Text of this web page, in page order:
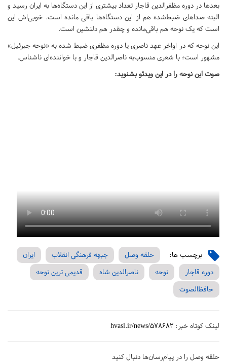
بعدها در دوره مظفرالدین قاجار تعداد بیشتری از این دستگاه‌ها به ایران رسید و
البته صداهای ضبط‌شده هم از این دستگاه‌ها باقی مانده است. خوبی‌اش این
است که یک نوحه هم باقی‌مانده و چقدر هم دلنشین است.
این نوحه که در اواخر عهد ناصری یا دوره مظفری ضبط شده به «نوحه جبرئیل»
مشهور است؛ با شعری منسوب‌به ناصرالدین قاجار و با خواننده‌ای ناشناس.
صوت این نوحه را در این ویدئو بشنوید:
برچسب ها: حلقه وصل جبهه فرهنگی انقلاب
ایران
دوره قاجار
نوحه ناصرالدین شاه
قدیمی ترین نوحه
حافظ‌الصوت
لینک کوتاه خبر: hvasl.ir/news/578682
حلقه وصل را در پیام‌رسان‌ها دنبال کنید